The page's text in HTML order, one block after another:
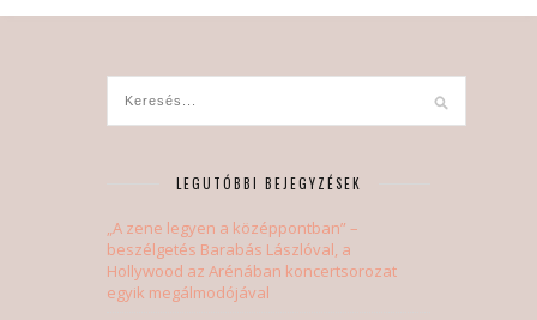
LEGUTÓBBI BEJEGYZÉSEK
„A zene legyen a középpontban” –
beszélgetés Barabás Lászlóval, a
Hollywood az Arénában koncertsorozat
egyik megálmodójával